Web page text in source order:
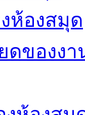
ห้องสมุด
ดของง